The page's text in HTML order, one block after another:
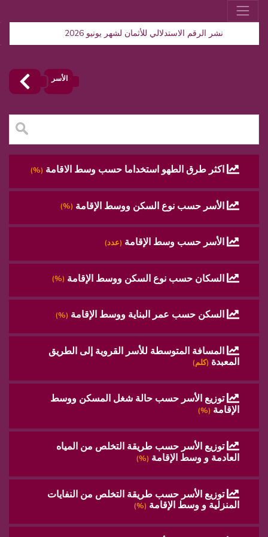
نشر الرقم الاستدلالي للأثمان لشهر يونيو 2026
الأسر
اكثر طرق الطهو استخداما حسب وسط الاقامة (%)
الأسر حسب نوع السكن ووسط الإقامة (%)
الأسر حسب وسط الإقامة (عدد)
السكان حسب نوع السكن ووسط الإقامة (%)
السكن حسب عمر البناية ووسط الإقامة (%)
المسافة المتوسطة للأسر القروية إلى الطريق
المعبدة (كلم)
توزيع الأسر حسب حالة شغل المسكن ووسط
الإقامة (%)
توزيع الأسر حسب طريقة التخلص من المياه
العادمة و وسط الإقامة (%)
توزيع الأسر حسب طريقة التخلص من النفايات
المنزلية و وسط الإقامة (%)